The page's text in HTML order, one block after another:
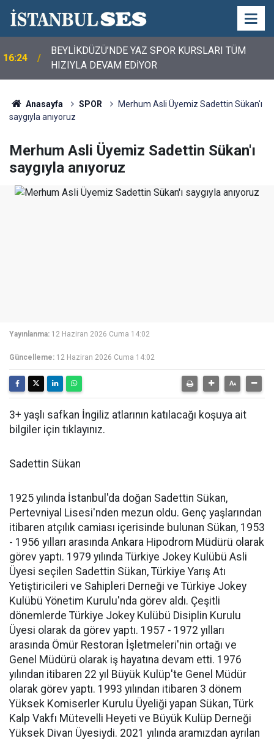
16:24
BEYLİKDÜZÜ’NDE YAZ SPOR KURSLARI TÜM
HIZIYLA DEVAM EDİYOR
Anasayfa SPOR
Merhum Asli Üyemiz Sadettin Sükan'ı
saygıyla anıyoruz
Merhum Asli Üyemiz Sadettin Sükan'ı
saygıyla anıyoruz
Yayınlanma: 12 Haziran 2026 Cuma 14:02
Güncelleme: 12 Haziran 2026 Cuma 14:02
3+ yaşlı safkan İngiliz atlarının katılacağı koşuya ait
bilgiler için tıklayınız.
Sadettin Sükan
1925 yılında İstanbul'da doğan Sadettin Sükan,
Pertevniyal Lisesi'nden mezun oldu. Genç yaşlarından
itibaren atçılık camiası içerisinde bulunan Sükan, 1953
- 1956 yılları arasında Ankara Hipodrom Müdürü olarak
görev yaptı. 1979 yılında Türkiye Jokey Kulübü Asli
Üyesi seçilen Sadettin Sükan, Türkiye Yarış Atı
Yetiştiricileri ve Sahipleri Derneği ve Türkiye Jokey
Kulübü Yönetim Kurulu'nda görev aldı. Çeşitli
dönemlerde Türkiye Jokey Kulübü Disiplin Kurulu
Üyesi olarak da görev yaptı. 1957 - 1972 yılları
arasında Ömür Restoran İşletmeleri'nin ortağı ve
Genel Müdürü olarak iş hayatına devam etti. 1976
yılından itibaren 22 yıl Büyük Kulüp'te Genel Müdür
olarak görev yaptı. 1993 yılından itibaren 3 dönem
Yüksek Komiserler Kurulu Üyeliği yapan Sükan, Türk
Kalp Vakfı Mütevelli Heyeti ve Büyük Kulüp Derneği
Yüksek Divan Üyesiydi. 2021 yılında aramızdan ayrılan